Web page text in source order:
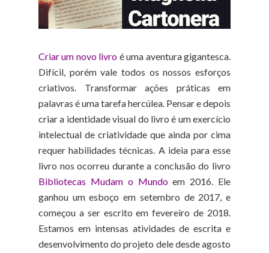
Criar um novo livro é uma aventura gigantesca.
Difícil, porém vale todos os nossos esforços
criativos. Transformar ações práticas em
palavras é uma tarefa hercúlea. Pensar e depois
criar a identidade visual do livro é um exercício
intelectual de criatividade que ainda por cima
requer habilidades técnicas. A ideia para esse
livro nos ocorreu durante a conclusão do livro
Bibliotecas Mudam o Mundoem 2016. Ele
ganhou um esboço em setembro de 2017, e
começou a ser escrito em fevereiro de 2018.
Estamos em intensas atividades de escrita e
desenvolvimento do projeto dele desde agosto